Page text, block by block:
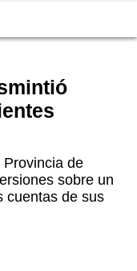
de
sobre un
cuentas de sus